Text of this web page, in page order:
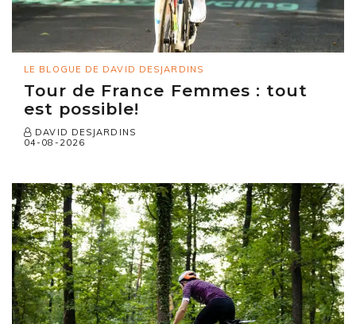
LE BLOGUE DE DAVID DESJARDINS
Tour de France Femmes : tout
est possible!
DAVID DESJARDINS
04-08-2026